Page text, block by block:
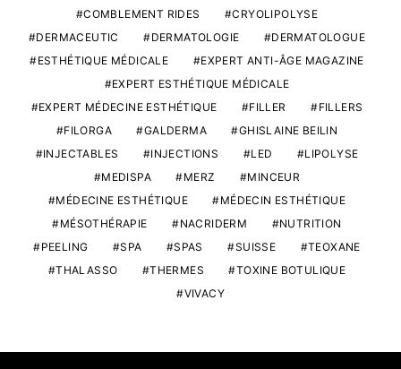
COMBLEMENT RIDES
CRYOLIPOLYSE
DERMACEUTIC
DERMATOLOGIE
DERMATOLOGUE
ESTHÉTIQUE MÉDICALE
EXPERT ANTI-ÂGE MAGAZINE
EXPERT ESTHÉTIQUE MÉDICALE
EXPERT MÉDECINE ESTHÉTIQUE
FILLER
FILLERS
FILORGA
GALDERMA
GHISLAINE BEILIN
INJECTABLES
INJECTIONS LED
LIPOLYSE
MEDISPA
MERZ
MINCEUR
MÉDECINE ESTHÉTIQUE
MÉDECIN ESTHÉTIQUE
MÉSOTHÉRAPIE
NACRIDERM
NUTRITION
PEELING
SPA SPAS SUISSE
TEOXANE
THALASSO
THERMES
TOXINE BOTULIQUE
VIVACY